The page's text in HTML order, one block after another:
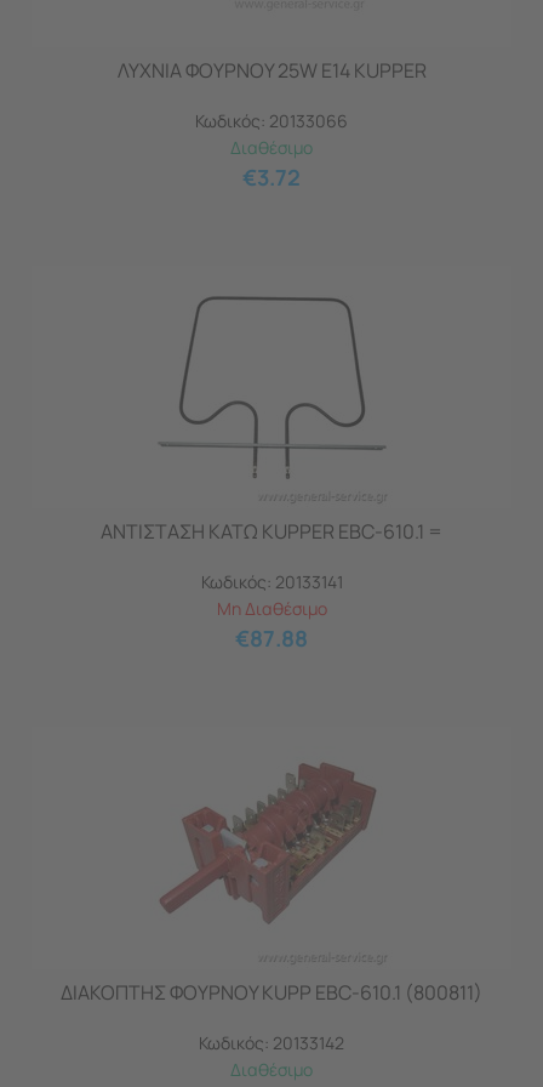
ΛΥΧΝΙΑ ΦΟΥΡΝΟΥ 25W E14 KUPPER
Κωδικός: 20133066
Διαθέσιμο
€3.72
ΑΝΤΙΣΤΑΣΗ ΚΑΤΩ KUPPER EBC-610.1 =
Κωδικός: 20133141
Μη Διαθέσιμο
€87.88
ΔΙΑΚΟΠΤΗΣ ΦΟΥΡΝΟΥ KUPP EBC-610.1 (800811)
Κωδικός: 20133142
Διαθέσιμο